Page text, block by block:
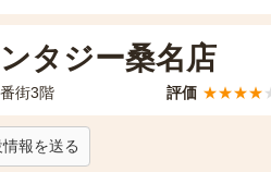
タジー桑名店
街3階 評価 ★★★★
報を送る